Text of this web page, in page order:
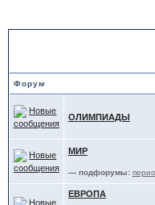
Форум
ОЛИМПИАДЫ
МИР
— подфорумы:
ЕВРОПА